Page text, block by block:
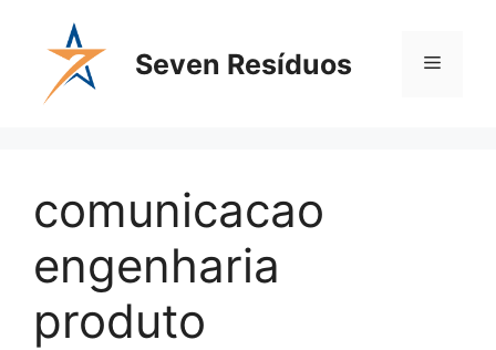
Seven Resíduos
comunicacao
engenharia
produto